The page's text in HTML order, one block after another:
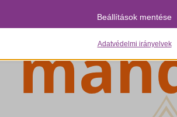
Beállítások mentése
Adatvédelmi irányelvek